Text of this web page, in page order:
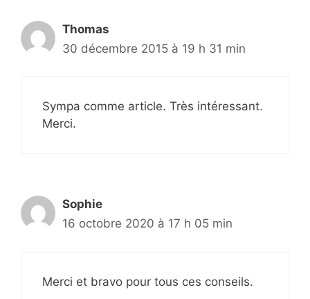
Thomas
30 décembre 2015 à 19 h 31 min
Sympa comme article. Très intéressant.
Merci.
Sophie
16 octobre 2020 à 17 h 05 min
Merci et bravo pour tous ces conseils.